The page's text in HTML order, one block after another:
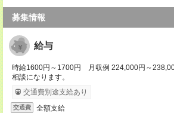
募集情報
給与
時給1600円～1700円 月収例 224,000円～
相談になります。
交通費別途支給あり
交通費 全額支給